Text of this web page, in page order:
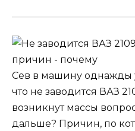
Сев в машину однажды
что не заводится ВАЗ
возникнут массы
дальше? Причин, по